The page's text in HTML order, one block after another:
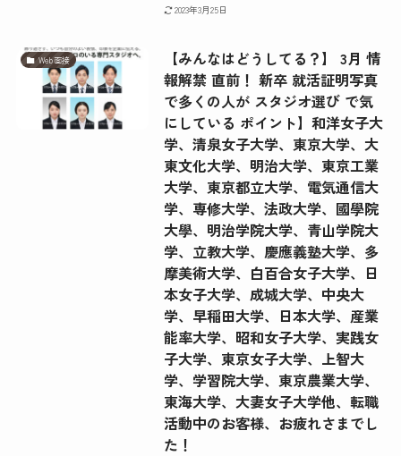
2023年3月25日
Web面接
【みんなはどうしてる？】 3月 情
報解禁 直前！ 新卒 就活証明写真
で多くの人が スタジオ選び で気
にしている ポイント】和洋女子大
学、清泉女子大学、東京大学、大
東文化大学、明治大学、東京工業
大学、東京都立大学、電気通信大
学、専修大学、法政大学、國學院
大學、明治学院大学、青山学院大
学、立教大学、慶應義塾大学、多
摩美術大学、白百合女子大学、日
本女子大学、成城大学、中央大
学、早稲田大学、日本大学、産業
能率大学、昭和女子大学、実践女
子大学、東京女子大学、上智大
学、学習院大学、東京農業大学、
東海大学、大妻女子大学他、転職
活動中のお客様、お疲れさまでし
た！